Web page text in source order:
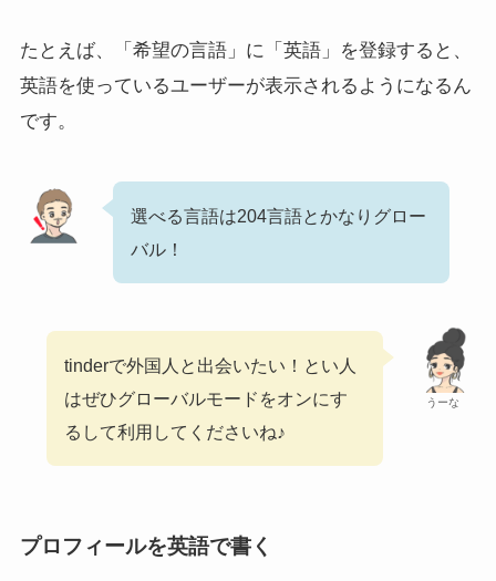
たとえば、「希望の言語」に「英語」を登録すると、
英語を使っているユーザーが表示されるようになるん
です。
選べる言語は204言語とかなりグロー
バル！
うーな
tinderで外国人と出会いたい！とい人
はぜひグローバルモードをオンにす
るして利用してくださいね♪
プロフィールを英語で書く